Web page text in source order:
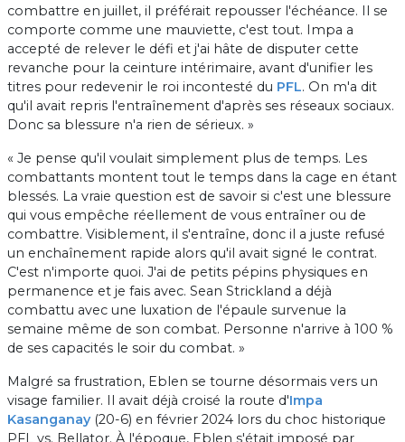
combattre en juillet, il préférait repousser l'échéance. Il se
comporte comme une mauviette, c'est tout. Impa a
accepté de relever le défi et j'ai hâte de disputer cette
revanche pour la ceinture intérimaire, avant d'unifier les
titres pour redevenir le roi incontesté du PFL. On m'a dit
qu'il avait repris l'entraînement d'après ses réseaux sociaux.
Donc sa blessure n'a rien de sérieux. »
« Je pense qu'il voulait simplement plus de temps. Les
combattants montent tout le temps dans la cage en étant
blessés. La vraie question est de savoir si c'est une blessure
qui vous empêche réellement de vous entraîner ou de
combattre. Visiblement, il s'entraîne, donc il a juste refusé
un enchaînement rapide alors qu'il avait signé le contrat.
C'est n'importe quoi. J'ai de petits pépins physiques en
permanence et je fais avec. Sean Strickland a déjà
combattu avec une luxation de l'épaule survenue la
semaine même de son combat. Personne n'arrive à 100 %
de ses capacités le soir du combat. »
Malgré sa frustration, Eblen se tourne désormais vers un
visage familier. Il avait déjà croisé la route d'Impa
Kasanganay(20-6) en février 2024 lors du choc historique
PFL vs. Bellator. À l'époque, Eblen s'était imposé par